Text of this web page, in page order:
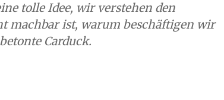
tolle Idee, wir verstehen den
machbar ist, warum beschäftigen wir
Carduck.